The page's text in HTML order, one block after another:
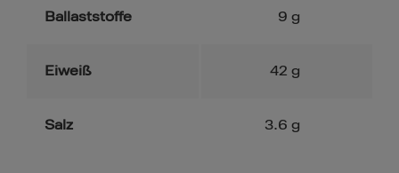
Ballaststoffe 9 g
Eiweiß 42 g
Salz 3.6 g